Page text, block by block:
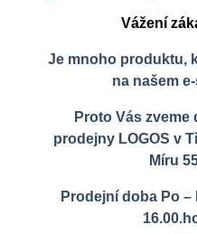
Vážení
Je mnoho produktu,
na našem
Proto Vás
prodejny LOGOS v
Míru
Prodejní doba Po –